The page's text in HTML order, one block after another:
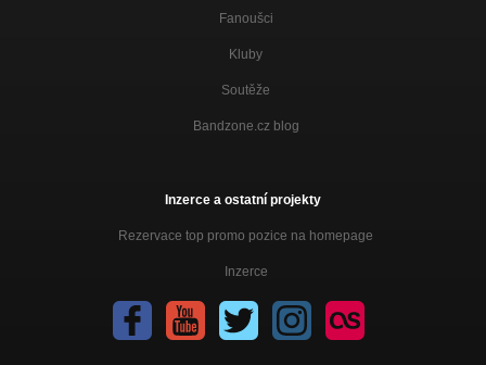
Fanoušci
Kluby
Soutěže
Bandzone.cz blog
Inzerce a ostatní projekty
Rezervace top promo pozice na homepage
Inzerce